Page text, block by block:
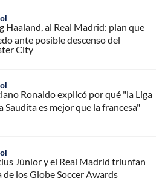
Haaland, al Real Madrid: plan que
ante posible descenso del
City
Ronaldo explicó por qué "la Liga
Saudita es mejor que la francesa"
Júnior y el Real Madrid triunfan
de los Globe Soccer Awards